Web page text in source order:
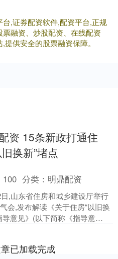
,证券配资软件,配资平台,正规
融资、炒股配资、在线配资
供安全的股票融资保障。
资 15条新政打通住
旧换新”堵点
100 分类： 明鼎配资
,山东省住房和城乡建设厅举行
会,发布解读《关于住房“以旧换
导意见》(以下简称《指导意
已加载完成